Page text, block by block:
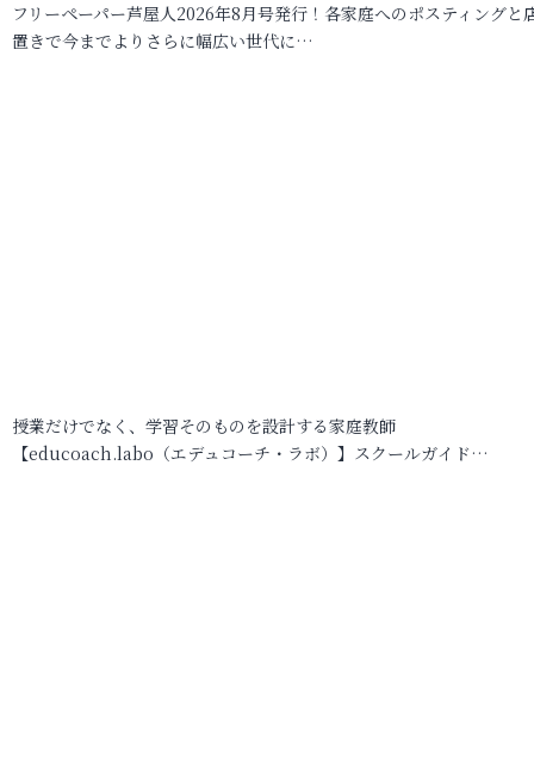
フリーペーパー芦屋人2026年8月号発行！各家庭へのポスティングと
置きで今までよりさらに幅広い世代に…
授業だけでなく、学習そのものを設計する家庭教師
【educoach.labo（エデュコーチ・ラボ）】スクールガイド…